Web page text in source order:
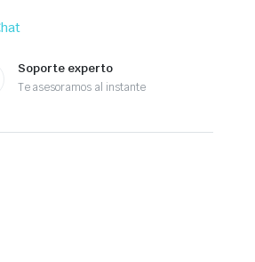
Soporte experto
Te asesoramos al instante